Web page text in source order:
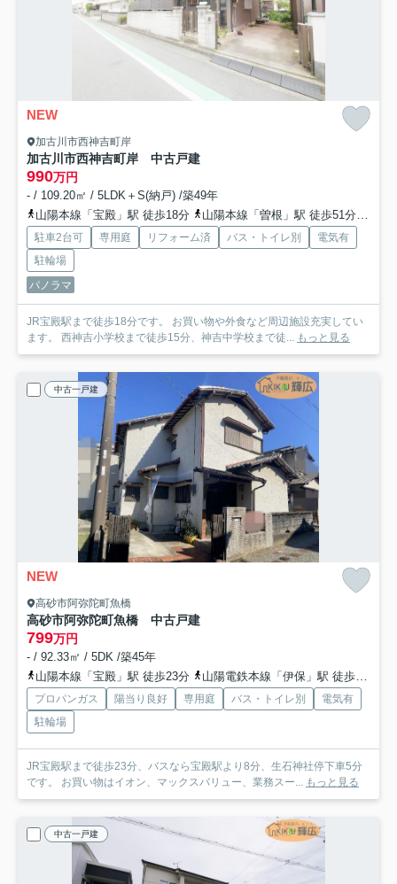
NEW
加古川市西神吉町岸
加古川市西神吉町岸 中古戸建
990万円
- / 109.20㎡ / 5LDK＋S(納戸) /築49年
山陽本線「宝殿」駅 徒歩18分
山陽本線「曽根」駅 徒歩51分
駐車2台可 専用庭 リフォーム済 バス・トイレ別
電気有
駐輪場
パノラマ
JR宝殿駅まで徒歩18分です。 お買い物や外食など周辺施設充実してい
ます。 西神吉小学校まで徒歩15分、神吉中学校まで徒... もっと見る
中古一戸建
NEW
高砂市阿弥陀町魚橋
高砂市阿弥陀町魚橋 中古戸建
799万円
- / 92.33㎡ / 5DK /築45年
山陽本線「宝殿」駅 徒歩23分
山陽電鉄本線「伊保」駅 徒歩33分
プロパンガス 陽当り良好 専用庭 バス・トイレ別
電気有
駐輪場
JR宝殿駅まで徒歩23分、バスなら宝殿駅より8分、生石神社停下車5分
です。 お買い物はイオン、マックスバリュー、業務スー... もっと見る
中古一戸建